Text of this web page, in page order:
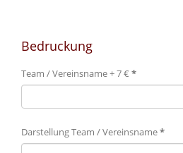
Bedruckung
Team / Vereinsname + 7 € *
Darstellung Team / Vereinsname*